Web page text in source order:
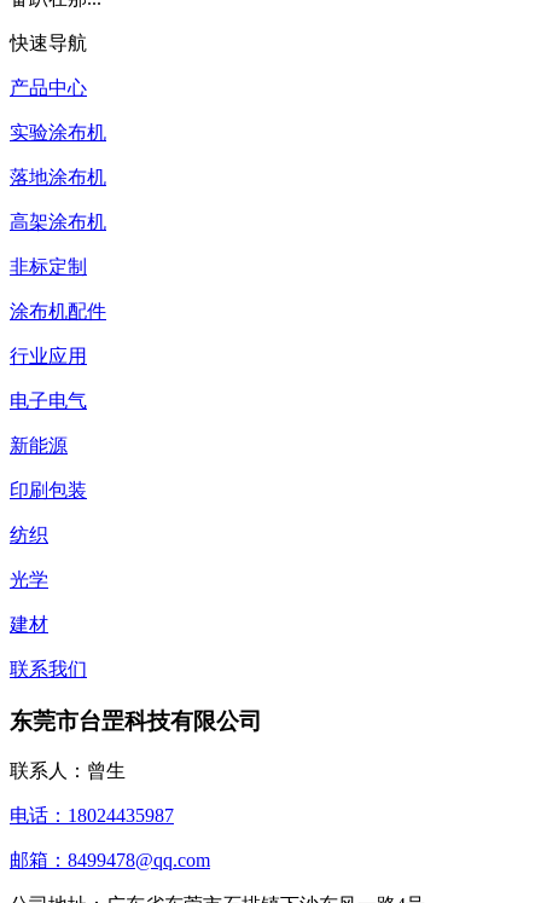
快速导航
产品中心
实验涂布机
落地涂布机
高架涂布机
非标定制
涂布机配件
行业应用
电子电气
新能源
印刷包装
纺织
光学
建材
联系我们
东莞市台罡科技有限公司
联系人：曾生
电话：18024435987
邮箱：8499478@qq.com